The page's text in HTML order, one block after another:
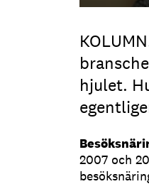
hjulet.
2007 och